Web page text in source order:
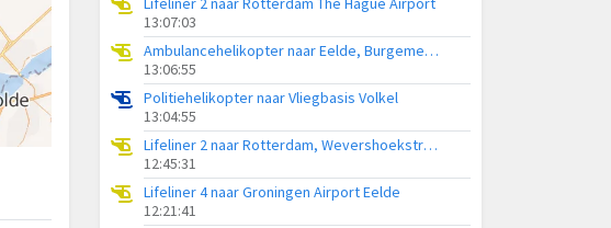
13:07:03
Ambulancehelikopter naar Eelde, Burgemeester J.G. Legroweg
13:06:55
Politiehelikopter naar Vliegbasis Volkel
13:04:55
Lifeliner 2 naar Rotterdam, Wevershoekstraat
12:45:31
Lifeliner 4 naar Groningen Airport Eelde
12:21:41